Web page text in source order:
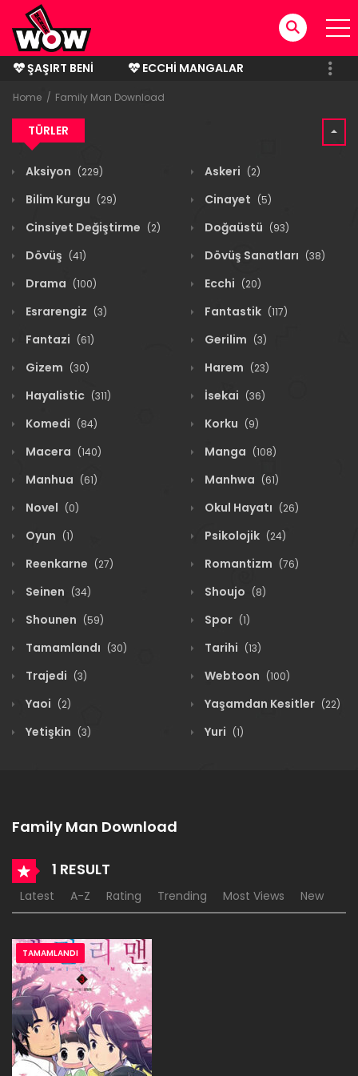
ŞAŞIRT BENI
ECCHI MANGALAR
BITMIŞ MANGALAR
Home Family Man Download
TÜRLER
Aksiyon (229) Askeri (2)
Bilim Kurgu (29) Cinayet (5)
Cinsiyet Değiştirme (2) Doğaüstü (93)
Dövüş (41) Dövüş Sanatları (38)
Drama (100) Ecchi (20)
Esrarengiz (3) Fantastik (117)
Fantazi (61) Gerilim (3)
Gizem (30) Harem (23)
Hayalistic (311) İsekai (36)
Komedi (84) Korku (9)
Macera (140) Manga (108)
Manhua (61) Manhwa (61)
Novel (0) Okul Hayatı (26)
Oyun (1) Psikolojik (24)
Reenkarne (27) Romantizm (76)
Seinen (34) Shoujo (8)
Shounen (59) Spor (1)
Tamamlandı (30) Tarihi (13)
Trajedi (3) Webtoon (100)
Yaoi (2) Yaşamdan Kesitler (22)
Yetişkin (3) Yuri (1)
Family Man Download
1 RESULT
Latest A-Z Rating Trending Most Views New
TAMAMLANDI